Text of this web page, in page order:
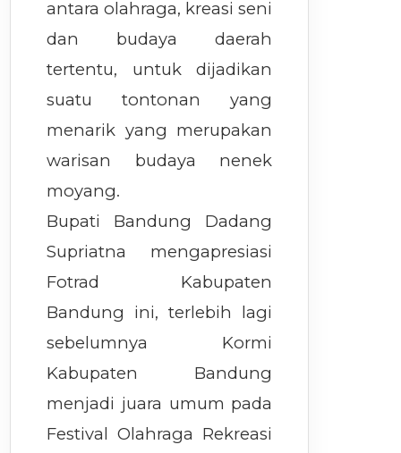
antara olahraga, kreasi seni
dan budaya daerah
tertentu, untuk dijadikan
suatu tontonan yang
menarik yang merupakan
warisan budaya nenek
moyang.
Bupati Bandung Dadang
Supriatna mengapresiasi
Fotrad Kabupaten
Bandung ini, terlebih lagi
sebelumnya Kormi
Kabupaten Bandung
menjadi juara umum pada
Festival Olahraga Rekreasi